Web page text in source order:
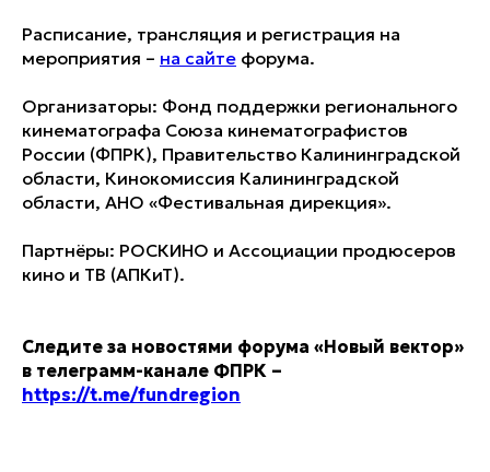
Расписание, трансляция и регистрация на
мероприятия – на сайте форума.
Организаторы: Фонд поддержки регионального
кинематографа Союза кинематографистов
России (ФПРК), Правительство Калининградской
области, Кинокомиссия Калининградской
области, АНО «Фестивальная дирекция».
Партнёры: РОСКИНО и Ассоциации продюсеров
кино и ТВ (АПКиТ).
Cледите за новостями форума «Новый вектор»
в телеграмм-канале ФПРК –
https://t.me/fundregion